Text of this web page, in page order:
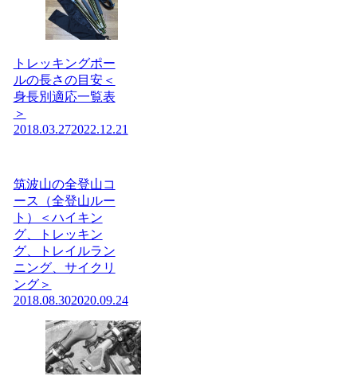
トレッキングポー
ルの長さの目安＜
身長別適応一覧表
＞
2018.03.272022.12.21
筑波山の全登山コ
ース（全登山ルー
ト）＜ハイキン
グ、トレッキン
グ、トレイルラン
ニング、サイクリ
ング＞
2018.08.302020.09.24